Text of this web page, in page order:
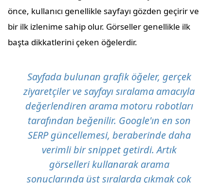
önce, kullanıcı genellikle sayfayı gözden geçirir ve
bir ilk izlenime sahip olur. Görseller genellikle ilk
başta dikkatlerini çeken öğelerdir.
Sayfada bulunan grafik öğeler, gerçek
ziyaretçiler ve sayfayı sıralama amacıyla
değerlendiren arama motoru robotları
tarafından beğenilir. Google'ın en son
SERP güncellemesi, beraberinde daha
verimli bir snippet getirdi. Artık
görselleri kullanarak arama
sonuçlarında üst sıralarda çıkmak çok